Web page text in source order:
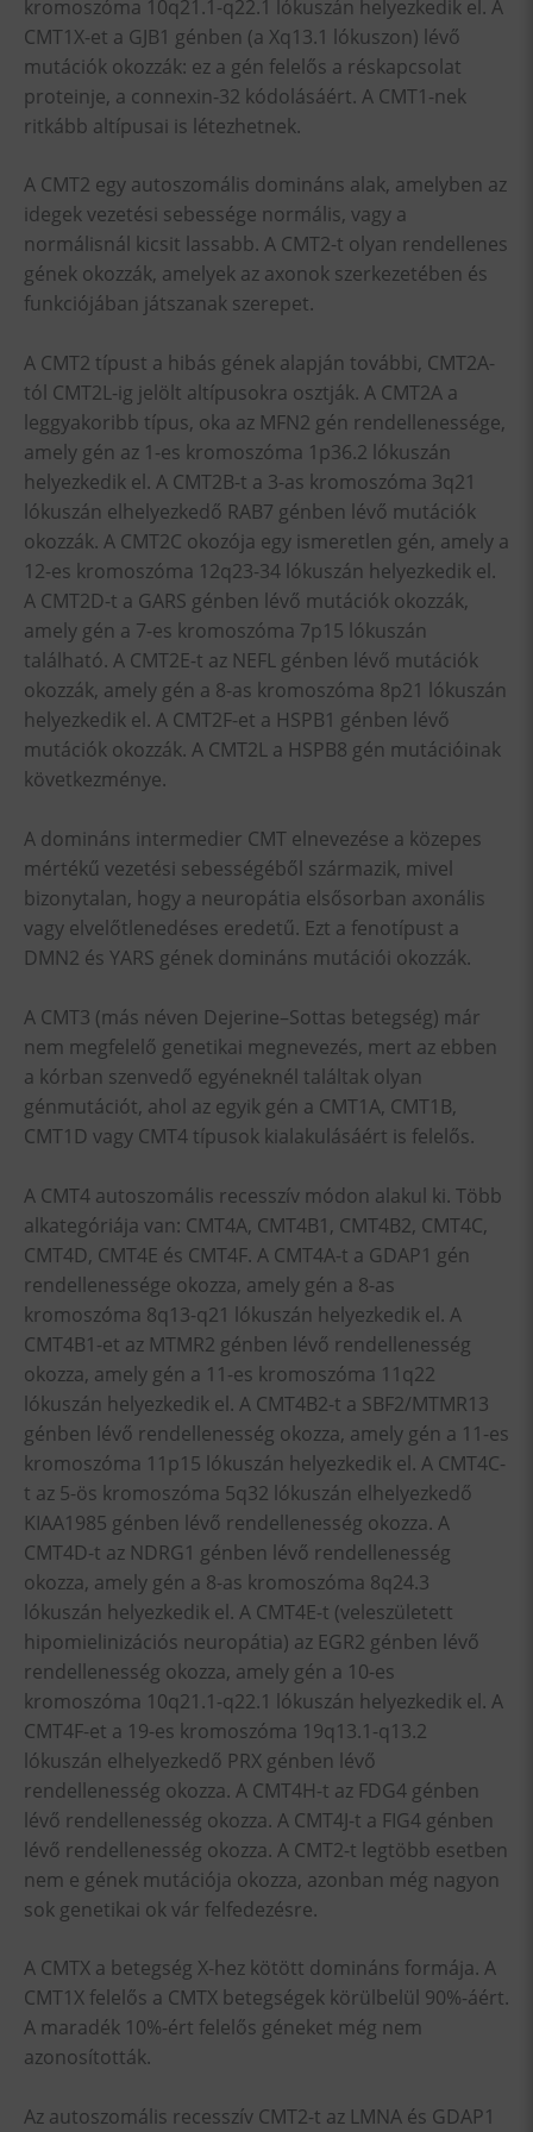
kromoszóma 10q21.1-q22.1 lókuszán helyezkedik el. A
CMT1X-et a GJB1 génben (a Xq13.1 lókuszon) lévő
mutációk okozzák: ez a gén felelős a réskapcsolat
proteinje, a connexin-32 kódolásáért. A CMT1-nek
ritkább altípusai is létezhetnek.
A CMT2 egy autoszomális domináns alak, amelyben az
idegek vezetési sebessége normális, vagy a
normálisnál kicsit lassabb. A CMT2-t olyan rendellenes
gének okozzák, amelyek az axonok szerkezetében és
funkciójában játszanak szerepet.
A CMT2 típust a hibás gének alapján további, CMT2A-
tól CMT2L-ig jelölt altípusokra osztják. A CMT2A a
leggyakoribb típus, oka az MFN2 gén rendellenessége,
amely gén az 1-es kromoszóma 1p36.2 lókuszán
helyezkedik el. A CMT2B-t a 3-as kromoszóma 3q21
lókuszán elhelyezkedő RAB7 génben lévő mutációk
okozzák. A CMT2C okozója egy ismeretlen gén, amely a
12-es kromoszóma 12q23-34 lókuszán helyezkedik el.
A CMT2D-t a GARS génben lévő mutációk okozzák,
amely gén a 7-es kromoszóma 7p15 lókuszán
található. A CMT2E-t az NEFL génben lévő mutációk
okozzák, amely gén a 8-as kromoszóma 8p21 lókuszán
helyezkedik el. A CMT2F-et a HSPB1 génben lévő
mutációk okozzák. A CMT2L a HSPB8 gén mutációinak
következménye.
A domináns intermedier CMT elnevezése a közepes
mértékű vezetési sebességéből származik, mivel
bizonytalan, hogy a neuropátia elsősorban axonális
vagy elvelőtlenedéses eredetű. Ezt a fenotípust a
DMN2 és YARS gének domináns mutációi okozzák.
A CMT3 (más néven Dejerine–Sottas betegség) már
nem megfelelő genetikai megnevezés, mert az ebben
a kórban szenvedő egyéneknél találtak olyan
génmutációt, ahol az egyik gén a CMT1A, CMT1B,
CMT1D vagy CMT4 típusok kialakulásáért is felelős.
A CMT4 autoszomális recesszív módon alakul ki. Több
alkategóriája van: CMT4A, CMT4B1, CMT4B2, CMT4C,
CMT4D, CMT4E és CMT4F. A CMT4A-t a GDAP1 gén
rendellenessége okozza, amely gén a 8-as
kromoszóma 8q13-q21 lókuszán helyezkedik el. A
CMT4B1-et az MTMR2 génben lévő rendellenesség
okozza, amely gén a 11-es kromoszóma 11q22
lókuszán helyezkedik el. A CMT4B2-t a SBF2/MTMR13
génben lévő rendellenesség okozza, amely gén a 11-es
kromoszóma 11p15 lókuszán helyezkedik el. A CMT4C-
t az 5-ös kromoszóma 5q32 lókuszán elhelyezkedő
KIAA1985 génben lévő rendellenesség okozza. A
CMT4D-t az NDRG1 génben lévő rendellenesség
okozza, amely gén a 8-as kromoszóma 8q24.3
lókuszán helyezkedik el. A CMT4E-t (veleszületett
hipomielinizációs neuropátia) az EGR2 génben lévő
rendellenesség okozza, amely gén a 10-es
kromoszóma 10q21.1-q22.1 lókuszán helyezkedik el. A
CMT4F-et a 19-es kromoszóma 19q13.1-q13.2
lókuszán elhelyezkedő PRX génben lévő
rendellenesség okozza. A CMT4H-t az FDG4 génben
lévő rendellenesség okozza. A CMT4J-t a FIG4 génben
lévő rendellenesség okozza. A CMT2-t legtöbb esetben
nem e gének mutációja okozza, azonban még nagyon
sok genetikai ok vár felfedezésre.
A CMTX a betegség X-hez kötött domináns formája. A
CMT1X felelős a CMTX betegségek körülbelül 90%-áért.
A maradék 10%-ért felelős géneket még nem
azonosították.
Az autoszomális recesszív CMT2-t az LMNA és GDAP1